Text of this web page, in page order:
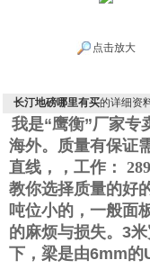
点击放大
长汀地磅哪里有买的详细资
我是“鹰衡”厂家专
海外。质量有保证
直线 ， ，工作 ：
教你选择质量的好
吨位小的，一般面
的麻烦与损失。 3
下，梁是由6mm的